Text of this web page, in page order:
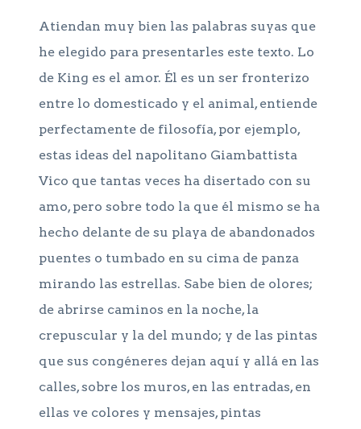
Atiendan muy bien las palabras suyas que
he elegido para presentarles este texto. Lo
de King es el amor. Él es un ser fronterizo
entre lo domesticado y el animal, entiende
perfectamente de filosofía, por ejemplo,
estas ideas del napolitano Giambattista
Vico que tantas veces ha disertado con su
amo, pero sobre todo la que él mismo se ha
hecho delante de su playa de abandonados
puentes o tumbado en su cima de panza
mirando las estrellas. Sabe bien de olores;
de abrirse caminos en la noche, la
crepuscular y la del mundo; y de las pintas
que sus congéneres dejan aquí y allá en las
calles, sobre los muros, en las entradas, en
ellas ve colores y mensajes, pintas